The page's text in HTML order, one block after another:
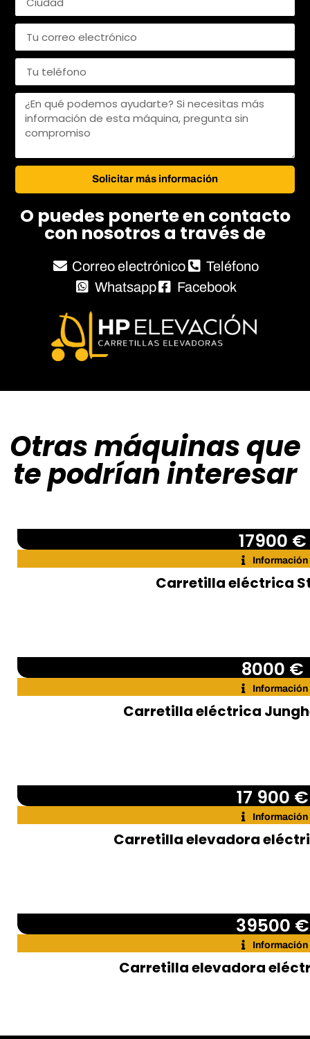
Solicitar más información
O puedes ponerte en contacto
con nosotros a través de
Correo electrónico
Teléfono
Whatsapp
Facebook
Otras máquinas que
te podrían interesar
17900 €
Información
Carretilla eléctrica
8000 €
Información
Carretilla eléctrica
17 900 €
Información
Carretilla elevadora
39500 €
Información
Carretilla elevadora